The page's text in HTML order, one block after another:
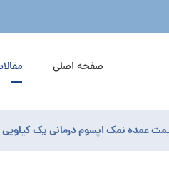
صفحه اصلی
عمده نمک اپسوم درمانی یک کیلویی